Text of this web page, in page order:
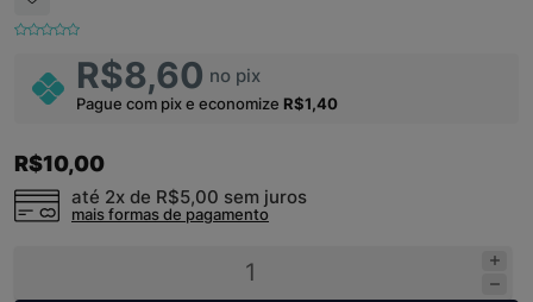
R$8,60 no pix
Pague com pix e economize R$1,40
R$10,00
até 2x de R$5,00 sem juros
mais formas de pagamento